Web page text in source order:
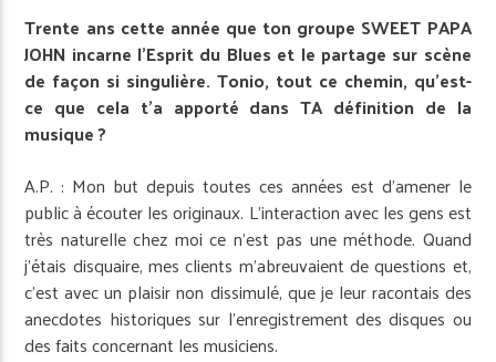
Trente ans cette année que ton groupe SWEET PAPA
JOHN incarne l’Esprit du Blues et le partage sur scène
de façon si singulière. Tonio, tout ce chemin, qu’est-
ce que cela t’a apporté dans TA définition de la
musique ?
A.P. : Mon but depuis toutes ces années est d’amener le
public à écouter les originaux. L’interaction avec les gens est
très naturelle chez moi ce n’est pas une méthode. Quand
j’étais disquaire, mes clients m’abreuvaient de questions et,
c’est avec un plaisir non dissimulé, que je leur racontais des
anecdotes historiques sur l’enregistrement des disques ou
des faits concernant les musiciens.